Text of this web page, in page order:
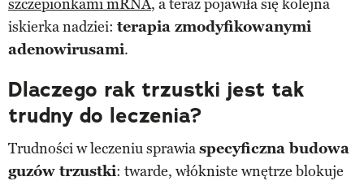
szczepionkami mRNA, a teraz pojawiła się kolejna
iskierka nadziei: terapia zmodyfikowanymi
adenowirusami.
Dlaczego rak trzustki jest tak
trudny do leczenia?
Trudności w leczeniu sprawiaspecyficzna budowa
guzów trzustki: twarde, włókniste wnętrze blokuje